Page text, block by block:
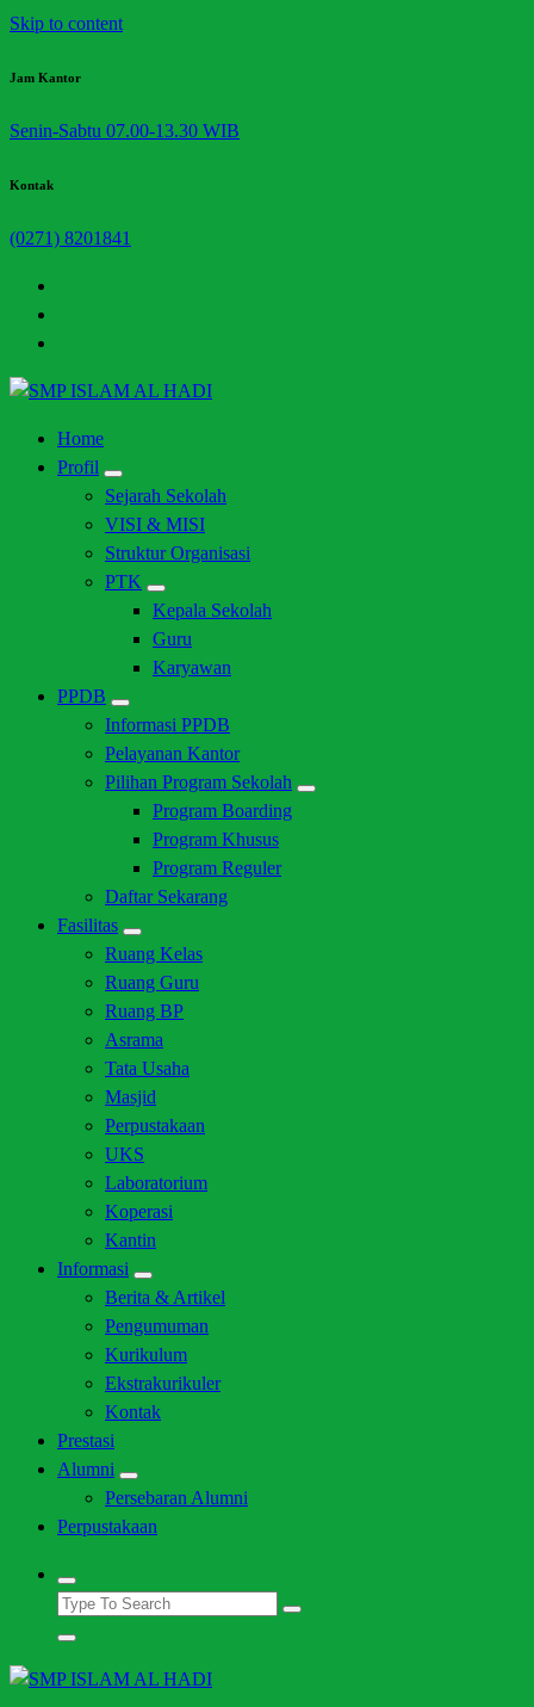
Skip to content
Jam Kantor
Senin-Sabtu 07.00-13.30 WIB
Kontak
(0271) 8201841
Halaman Resmi SMP Islam Al Hadi Mojolaban
Home
Profil
Sejarah Sekolah
VISI & MISI
Struktur Organisasi
PTK
Kepala Sekolah
Guru
Karyawan
PPDB
Informasi PPDB
Pelayanan Kantor
Pilihan Program Sekolah
Program Boarding
Program Khusus
Program Reguler
Daftar Sekarang
Fasilitas
Ruang Kelas
Ruang Guru
Ruang BP
Asrama
Tata Usaha
Masjid
Perpustakaan
UKS
Laboratorium
Koperasi
Kantin
Informasi
Berita & Artikel
Pengumuman
Kurikulum
Ekstrakurikuler
Kontak
Prestasi
Alumni
Persebaran Alumni
Perpustakaan